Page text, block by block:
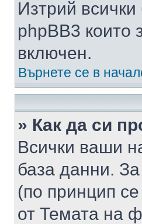
Изтрий всички
phpBB3 които
включен.
Върнете се в
» Как да си
Всички ваши
база данни.
(по принцип
от Темата на